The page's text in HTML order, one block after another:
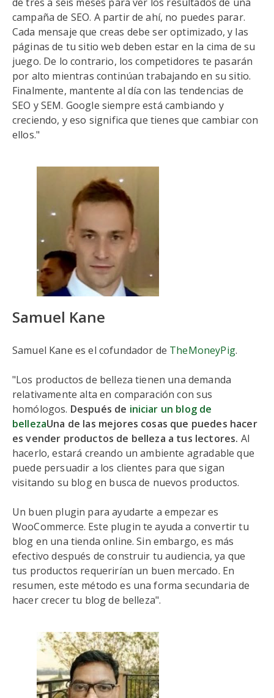
campaña de SEO. A partir de ahí, no puedes parar.
Cada mensaje que creas debe ser optimizado, y las
páginas de tu sitio web deben estar en la cima de su
juego. De lo contrario, los competidores te pasarán
por alto mientras continúan trabajando en su sitio.
Finalmente, mantente al día con las tendencias de
SEO y SEM. Google siempre está cambiando y
creciendo, y eso significa que tienes que cambiar con
ellos."
Samuel Kane
Samuel Kane es el cofundador de TheMoneyPig.
"Los productos de belleza tienen una demanda
relativamente alta en comparación con sus
homólogos. Después de iniciar un blog de
bellezaUna de las mejores cosas que puedes hacer
es vender productos de belleza a tus lectores. Al
hacerlo, estará creando un ambiente agradable que
puede persuadir a los clientes para que sigan
visitando su blog en busca de nuevos productos.
Un buen plugin para ayudarte a empezar es
WooCommerce. Este plugin te ayuda a convertir tu
blog en una tienda online. Sin embargo, es más
efectivo después de construir tu audiencia, ya que
tus productos requerirían un buen mercado. En
resumen, este método es una forma secundaria de
hacer crecer tu blog de belleza".